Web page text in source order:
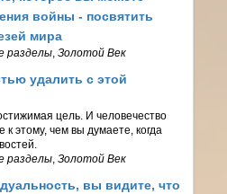
войны - посвятить
мира
разделы ,Золотой Век
удалить с этой
цель. И человечество
к этому, чем вы думаете, когда
разделы ,Золотой Век
вы видите, что